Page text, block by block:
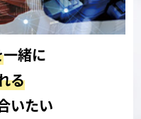
一緒に
る
いたい